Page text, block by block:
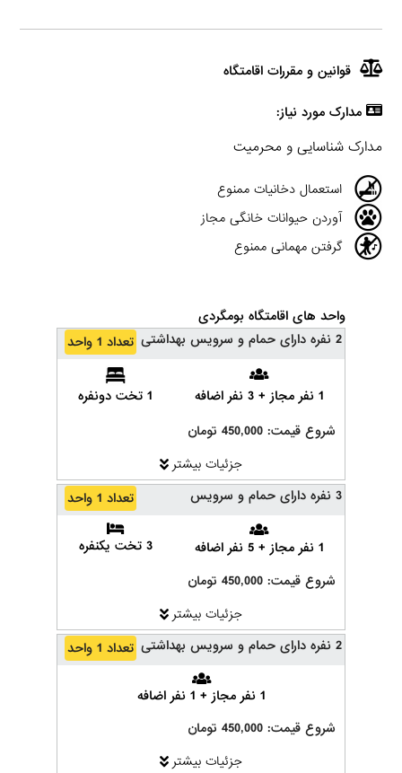
قوانین و مقررات اقامتگاه
مدارک مورد نیاز:
مدارک شناسایی و محرمیت
استعمال دخانیات ممنوع
آوردن حیوانات خانگی مجاز
گرفتن مهمانی ممنوع
واحد های اقامتگاه بومگردی
2 نفره دارای حمام و سرویس بهداشتی
تعداد 1 واحد
1 نفر مجاز + 3 نفر اضافه
1 تخت دونفره
شروع قیمت: 450,000 تومان
جزئیات بیشتر
3 نفره دارای حمام و سرویس
تعداد 1 واحد
1 نفر مجاز + 5 نفر اضافه
3 تخت یکنفره
شروع قیمت: 450,000 تومان
جزئیات بیشتر
2 نفره دارای حمام و سرویس بهداشتی
تعداد 1 واحد
1 نفر مجاز + 1 نفر اضافه
شروع قیمت: 450,000 تومان
جزئیات بیشتر